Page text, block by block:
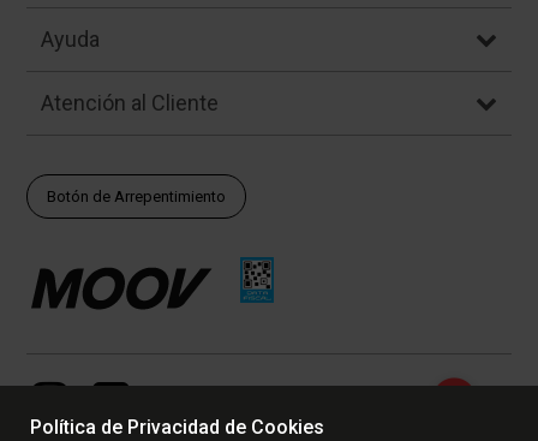
Ayuda
Atención al Cliente
Botón de Arrepentimiento
Política de Privacidad de Cookies